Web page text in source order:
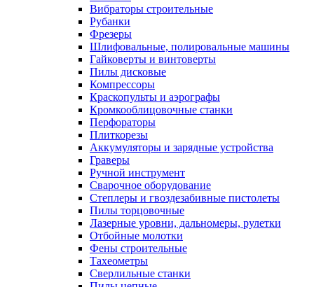
Вибраторы строительные
Рубанки
Фрезеры
Шлифовальные, полировальные машины
Гайковерты и винтоверты
Пилы дисковые
Компрессоры
Краскопульты и аэрографы
Кромкооблицовочные станки
Перфораторы
Плиткорезы
Аккумуляторы и зарядные устройства
Граверы
Ручной инструмент
Сварочное оборудование
Степлеры и гвоздезабивные пистолеты
Пилы торцовочные
Лазерные уровни, дальномеры, рулетки
Отбойные молотки
Фены строительные
Тахеометры
Сверлильные станки